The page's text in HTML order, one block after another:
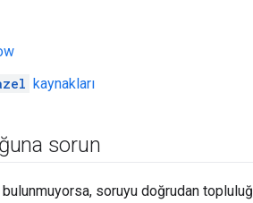
kaynakları
sorun
bulunmuyorsa, soruyu doğrudan